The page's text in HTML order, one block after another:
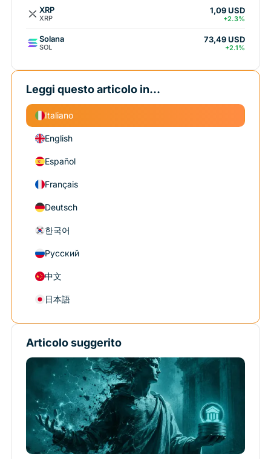
XRP
XRP
1,09 USD
+2.3%
Solana
SOL
73,49 USD
+2.1%
Leggi questo articolo in...
Italiano
English
Español
Français
Deutsch
한국어
Русский
中文
日本語
Articolo suggerito